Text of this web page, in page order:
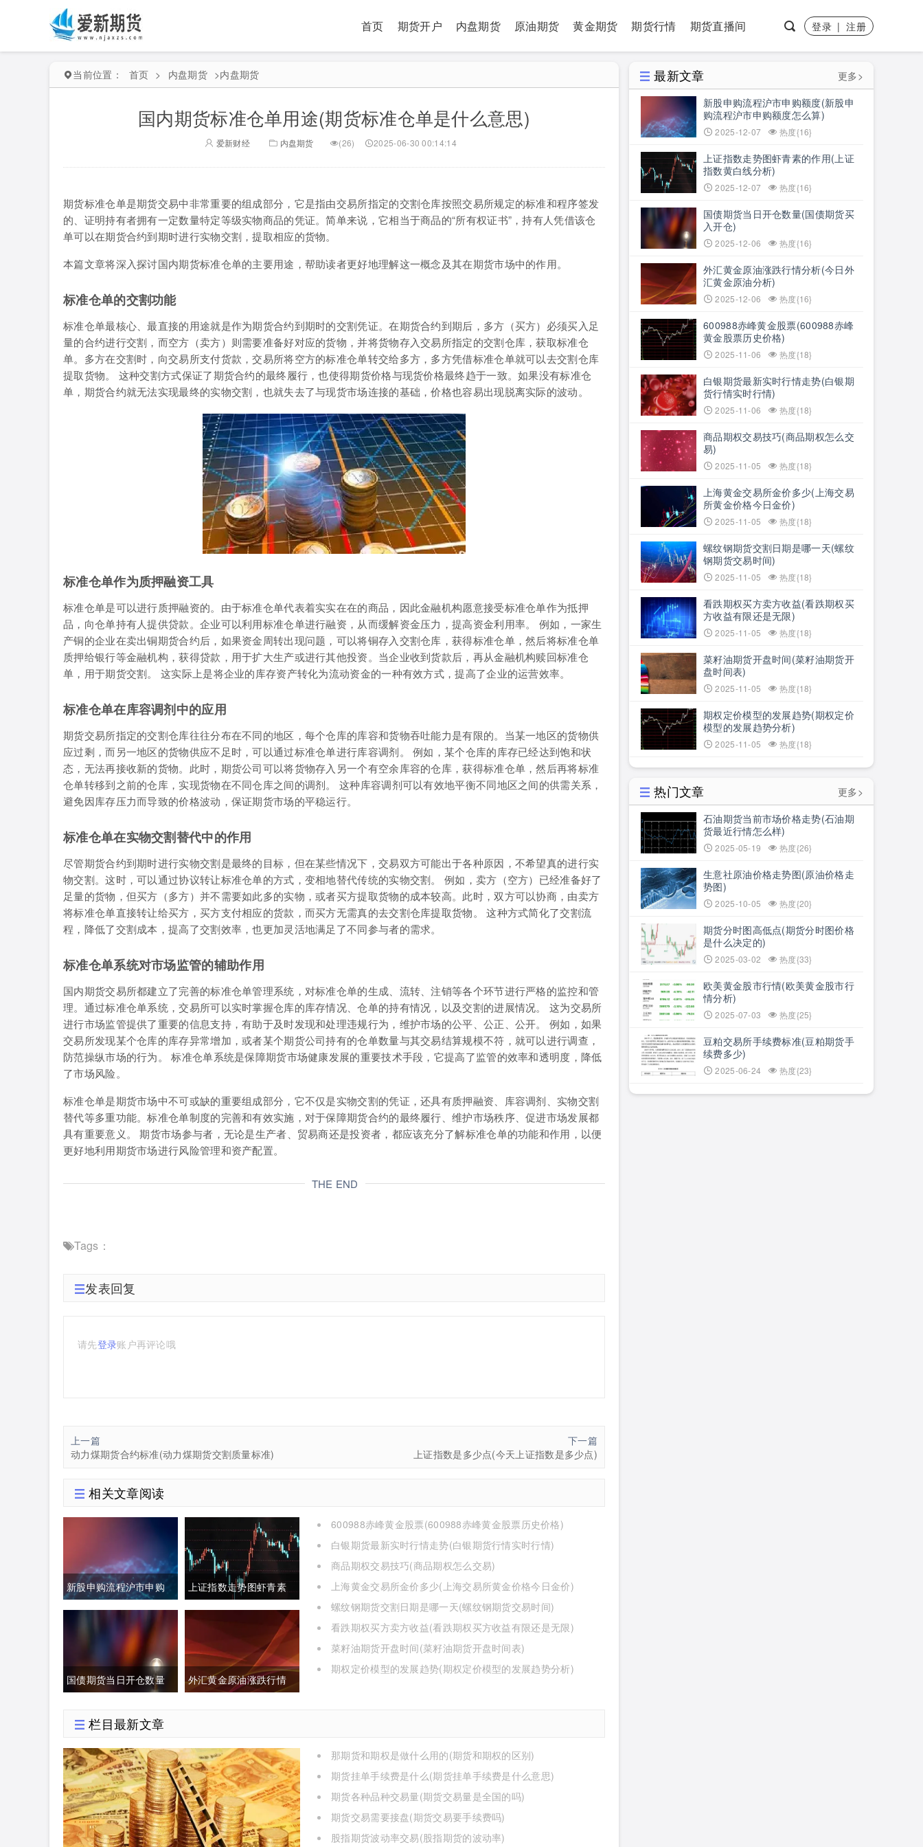
首页 期货开户 内盘期货 原油期货 黄金期货 期货行情 期货直播间 登录|注册
当前位置： 首页 > 内盘期货 >内盘期货
国内期货标准仓单用途(期货标准仓单是什么意思)
爱新财经 内盘期货 (26) 2025-06-30 00:14:14
期货标准仓单是期货交易中非常重要的组成部分，它是指由交易所指定的交割仓库按照交易所规定的标准和程序签发
的、证明持有者拥有一定数量特定等级实物商品的凭证。简单来说，它相当于商品的“所有权证书”，持有人凭借该仓
单可以在期货合约到期时进行实物交割，提取相应的货物。
本篇文章将深入探讨国内期货标准仓单的主要用途，帮助读者更好地理解这一概念及其在期货市场中的作用。
标准仓单的交割功能
标准仓单最核心、最直接的用途就是作为期货合约到期时的交割凭证。在期货合约到期后，多方（买方）必须买入足
量的合约进行交割，而空方（卖方）则需要准备好对应的货物，并将货物存入交易所指定的交割仓库，获取标准仓
单。多方在交割时，向交易所支付货款，交易所将空方的标准仓单转交给多方，多方凭借标准仓单就可以去交割仓库
提取货物。 这种交割方式保证了期货合约的最终履行，也使得期货价格与现货价格最终趋于一致。如果没有标准仓
单，期货合约就无法实现最终的实物交割，也就失去了与现货市场连接的基础，价格也容易出现脱离实际的波动。
标准仓单作为质押融资工具
标准仓单是可以进行质押融资的。由于标准仓单代表着实实在在的商品，因此金融机构愿意接受标准仓单作为抵押
品，向仓单持有人提供贷款。企业可以利用标准仓单进行融资，从而缓解资金压力，提高资金利用率。 例如，一家生
产铜的企业在卖出铜期货合约后，如果资金周转出现问题，可以将铜存入交割仓库，获得标准仓单，然后将标准仓单
质押给银行等金融机构，获得贷款，用于扩大生产或进行其他投资。当企业收到货款后，再从金融机构赎回标准仓
单，用于期货交割。 这实际上是将企业的库存资产转化为流动资金的一种有效方式，提高了企业的运营效率。
标准仓单在库容调剂中的应用
期货交易所指定的交割仓库往往分布在不同的地区，每个仓库的库容和货物吞吐能力是有限的。当某一地区的货物供
应过剩，而另一地区的货物供应不足时，可以通过标准仓单进行库容调剂。 例如，某个仓库的库存已经达到饱和状
态，无法再接收新的货物。此时，期货公司可以将货物存入另一个有空余库容的仓库，获得标准仓单，然后再将标准
仓单转移到之前的仓库，实现货物在不同仓库之间的调剂。 这种库容调剂可以有效地平衡不同地区之间的供需关系，
避免因库存压力而导致的价格波动，保证期货市场的平稳运行。
标准仓单在实物交割替代中的作用
尽管期货合约到期时进行实物交割是最终的目标，但在某些情况下，交易双方可能出于各种原因，不希望真的进行实
物交割。这时，可以通过协议转让标准仓单的方式，变相地替代传统的实物交割。 例如，卖方（空方）已经准备好了
足量的货物，但买方（多方）并不需要如此多的实物，或者买方提取货物的成本较高。此时，双方可以协商，由卖方
将标准仓单直接转让给买方，买方支付相应的货款，而买方无需真的去交割仓库提取货物。 这种方式简化了交割流
程，降低了交割成本，提高了交割效率，也更加灵活地满足了不同参与者的需求。
标准仓单系统对市场监管的辅助作用
国内期货交易所都建立了完善的标准仓单管理系统，对标准仓单的生成、流转、注销等各个环节进行严格的监控和管
理。通过标准仓单系统，交易所可以实时掌握仓库的库存情况、仓单的持有情况，以及交割的进展情况。 这为交易所
进行市场监管提供了重要的信息支持，有助于及时发现和处理违规行为，维护市场的公平、公正、公开。 例如，如果
交易所发现某个仓库的库存异常增加，或者某个期货公司持有的仓单数量与其交易结算规模不符，就可以进行调查，
防范操纵市场的行为。 标准仓单系统是保障期货市场健康发展的重要技术手段，它提高了监管的效率和透明度，降低
了市场风险。
标准仓单是期货市场中不可或缺的重要组成部分，它不仅是实物交割的凭证，还具有质押融资、库容调剂、实物交割
替代等多重功能。标准仓单制度的完善和有效实施，对于保障期货合约的最终履行、维护市场秩序、促进市场发展都
具有重要意义。 期货市场参与者，无论是生产者、贸易商还是投资者，都应该充分了解标准仓单的功能和作用，以便
更好地利用期货市场进行风险管理和资产配置。
THE END
Tags：
发表回复
请先登录账户再评论哦
上一篇
动力煤期货合约标准(动力煤期货交割质量标准)
下一篇
上证指数是多少点(今天上证指数是多少点)
相关文章阅读
新股申购流程沪市申购
额度(新股申购流程沪市
申购额度怎么算)
上证指数走势图虾青素
的作用(上证指数黄白线
分析)
国债期货当日开仓数量
外汇黄金原油涨跌行情
600988赤峰黄金股票(600988赤峰黄金股票历史价格)
白银期货最新实时行情走势(白银期货行情实时行情)
商品期权交易技巧(商品期权怎么交易)
上海黄金交易所金价多少(上海交易所黄金价格今日金价)
螺纹钢期货交割日期是哪一天(螺纹钢期货交易时间)
看跌期权买方卖方收益(看跌期权买方收益有限还是无限)
菜籽油期货开盘时间(菜籽油期货开盘时间表)
期权定价模型的发展趋势(期权定价模型的发展趋势分析)
栏目最新文章
那期货和期权是做什么用的(期货和期权的区别)
期货挂单手续费是什么(期货挂单手续费是什么意思)
期货各种品种交易量(期货交易量是全国的吗)
期货交易需要接盘(期货交易要手续费吗)
股指期货波动率交易(股指期货的波动率)
最新文章
更多>
新股申购流程沪市申购额度(新股申
购流程沪市申购额度怎么算)
2025-12-07 热度{16}
上证指数走势图虾青素的作用(上证
指数黄白线分析)
2025-12-07 热度{16}
国债期货当日开仓数量(国债期货买
入开仓)
2025-12-06 热度{16}
外汇黄金原油涨跌行情分析(今日外
汇黄金原油分析)
2025-12-06 热度{16}
600988赤峰黄金股票(600988赤峰
黄金股票历史价格)
2025-11-06 热度{18}
白银期货最新实时行情走势(白银期
货行情实时行情)
2025-11-06 热度{18}
商品期权交易技巧(商品期权怎么交
易)
2025-11-05 热度{18}
上海黄金交易所金价多少(上海交易
所黄金价格今日金价)
2025-11-05 热度{18}
螺纹钢期货交割日期是哪一天(螺纹
钢期货交易时间)
2025-11-05 热度{18}
看跌期权买方卖方收益(看跌期权买
方收益有限还是无限)
2025-11-05 热度{18}
菜籽油期货开盘时间(菜籽油期货开
盘时间表)
2025-11-05 热度{18}
期权定价模型的发展趋势(期权定价
模型的发展趋势分析)
2025-11-05 热度{18}
热门文章
更多>
石油期货当前市场价格走势(石油期
货最近行情怎么样)
2025-05-19 热度{26}
生意社原油价格走势图(原油价格走
势图)
2025-10-05 热度{20}
期货分时图高低点(期货分时图价格
是什么决定的)
2025-03-02 热度{33}
欧美黄金股市行情(欧美黄金股市行
情分析)
2025-07-03 热度{25}
豆粕交易所手续费标准(豆粕期货手
续费多少)
2025-06-24 热度{23}